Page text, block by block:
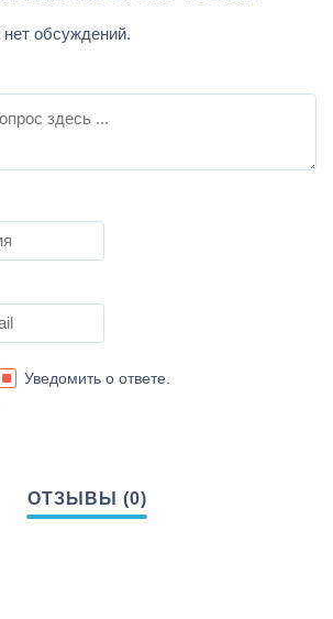
обсуждений.
Уведомить о ответе.